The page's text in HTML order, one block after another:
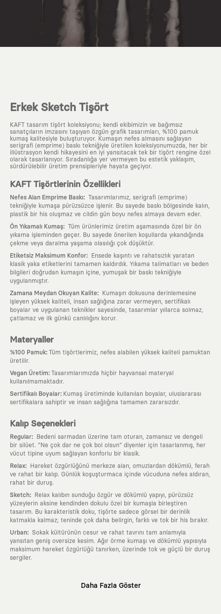
Erkek Sketch Tişört
KAFT tasarım tişört koleksiyonu; kendi ekibimizin ve bağımsız
sanatçıların imzasını taşıyan özgün grafik tasarımları, %100 pamuk
kumaş kalitesiyle buluşturuyor. Kumaşın nefes almasını sağlayan
serigrafi (emprime) baskı tekniğiyle üretilen koleksiyonumuzda, her bir
illüstrasyon kendi hikayesini en iyi yansıtacak tek bir tişört rengine özel
olarak tasarlanıyor. Sıradanlığa yer vermeyen bu estetik yaklaşım,
sürdürülebilir üretim prensipleriyle hayata geçiyor.
KAFT Tişörtlerinin Özellikleri
Nefes Alan Emprime Baskı: Tasarımlarımız, serigrafi (emprime)
tekniğiyle kumaşa pürüzsüzce işlenir. Bu sayede baskı bölgesinde kalın,
plastik bir his oluşmaz ve cildin gün boyu nefes almaya devam eder.
Ön Yıkamalı Kumaş: Tüm ürünlerimiz üretim aşamasında özel bir ön
yıkama işleminden geçer. Bu sayede önerilen koşullarda yıkandığında
çekme veya daralma yaşama olasılığı çok düşüktür.
Etiketsiz Maksimum Konfor:
Ensede kaşıntı ve rahatsızlık yaratan
klasik yaka etiketlerini tamamen kaldırdık. Yıkama talimatları ve beden
bilgileri doğrudan kumaşın içine, yumuşak bir baskı tekniğiyle
uygulanmıştır.
Zamana Meydan Okuyan Kalite:
Kumaşın dokusuna derinlemesine
işleyen yüksek kaliteli, insan sağlığına zarar vermeyen, sertifikalı
boyalar ve uygulanan teknikler sayesinde, tasarımlar yıllarca solmaz,
çatlamaz ve ilk günkü canlılığını korur.
Materyaller
%100 Pamuk: Tüm tişörtlerimiz, nefes alabilen yüksek kaliteli pamuktan
üretilir.
Vegan Üretim: Tasarımlarımızda hiçbir hayvansal materyal
kullanılmamaktadır.
Sertifikalı Boyalar: Kumaş üretiminde kullanılan boyalar, uluslararası
sertifikalara sahiptir ve insan sağlığına tamamen zararsızdır.
Kalıp Seçenekleri
Regular:
Bedeni sarmadan üzerine tam oturan, zamansız ve dengeli
bir silüet. "Ne çok dar ne çok bol olsun" diyenler için tasarlanmış, her
vücut tipine uyum sağlayan konforlu bir klasik.
Relax:
Hareket özgürlüğünü merkeze alan, omuzlardan dökümlü, ferah
ve rahat bir kalıp. Günlük koşuşturmaca içinde vücuduna nefes aldıran,
rahat bir duruş.
Sketch:
Relax kalıbın sunduğu özgür ve dökümlü yapıyı, pürüzsüz
yüzeylerin aksine kendinden dokulu özel bir kumaşla birleştiren
tasarım. Bu karakteristik doku, tişörte sadece görsel bir derinlik
katmakla kalmaz; teninde çok daha belirgin, farklı ve tok bir his bırakır.
Urban: Sokak kültürünün cesur ve rahat tavrını tam anlamıyla
yansıtan geniş oversize kesim. Ağır örme kumaşı ve dökümlü yapısıyla
maksimum hareket özgürlüğü tanırken, üzerinde tok ve güçlü bir duruş
sergiler.
Daha Fazla Göster